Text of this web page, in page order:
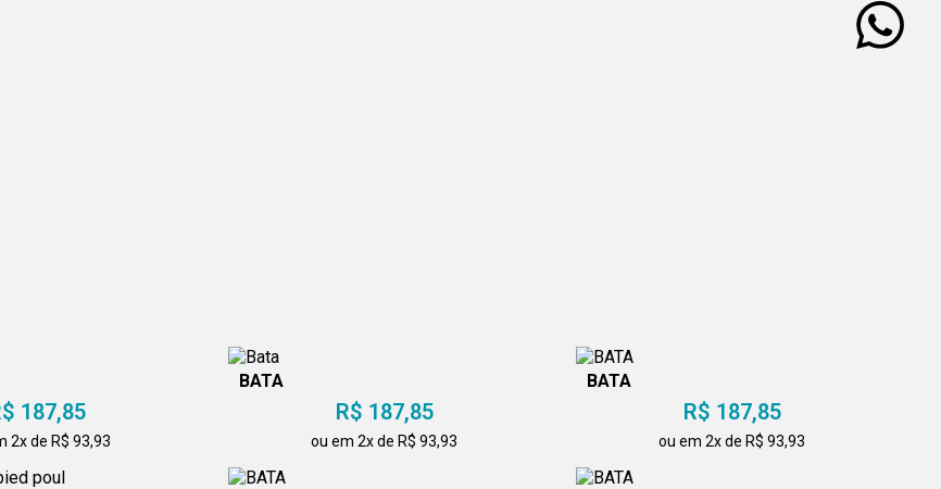
187,85
2x de R$ 93,93
BATA
R$ 187,85
ou em 2x de R$ 93,93
BATA
R$ 187,85
ou em 2x de R$ 93,93